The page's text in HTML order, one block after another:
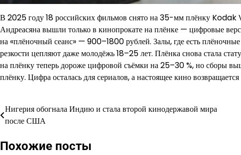
В 2025 году 18 российских фильмов снято на 35-мм плёнку Kodak
Андреасяна вышли только в кинопрокате на плёнке — цифровые
на «плёночный сеанс» — 900–1800 рублей. Залы, где есть
резкости цепляют даже молодёжь 18–25 лет. Плёнка снова стала
на плёнку теперь дороже цифровой съёмки на 25–30 %, но сборы
плёнку. Цифра осталась для сериалов, а настоящее кино
Навигация
записям
Нигерия обогнала Индию и стала второй кинодержавой мира
после США
Похожие посты